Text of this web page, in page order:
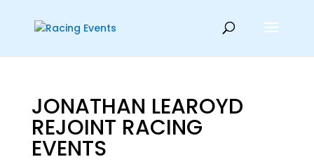
JONATHAN LEAROYD
REJOINT RACING
EVENTS